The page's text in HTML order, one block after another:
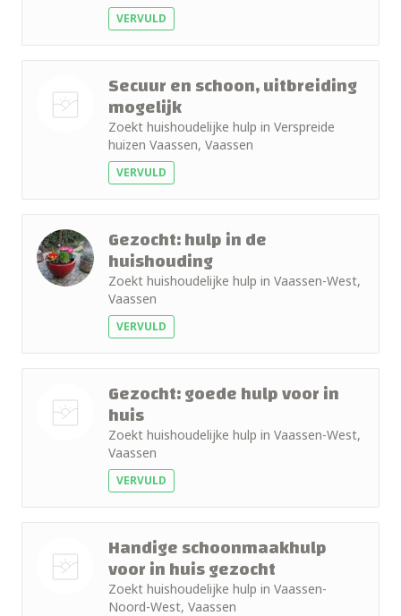
VERVULD
Secuur en schoon, uitbreiding
mogelijk
Zoekt huishoudelijke hulp in Verspreide
huizen Vaassen, Vaassen
VERVULD
Gezocht: hulp in de
huishouding
Zoekt huishoudelijke hulp in Vaassen-West,
Vaassen
VERVULD
Gezocht: goede hulp voor in
huis
Zoekt huishoudelijke hulp in Vaassen-West,
Vaassen
VERVULD
Handige schoonmaakhulp
voor in huis gezocht
Zoekt huishoudelijke hulp in Vaassen-
Noord-West, Vaassen